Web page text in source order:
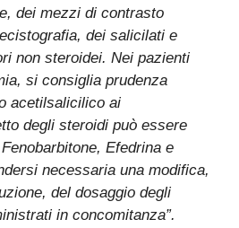
dei mezzi di contrasto
dei salicilati e
non steroidei. Nei pazienti
si consiglia prudenza
acetilsalicilico ai
degli steroidi può essere
Efedrina e
necessaria una modifica,
del dosaggio degli
in concomitanza”.